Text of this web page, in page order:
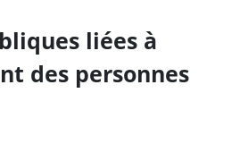
liées à
des personnes